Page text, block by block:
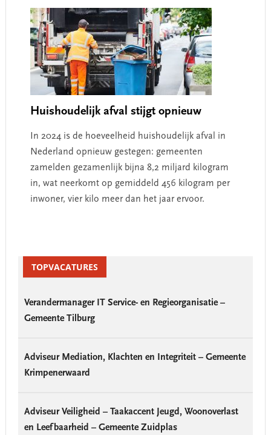
Huishoudelijk afval stijgt opnieuw
In 2024 is de hoeveelheid huishoudelijk afval in
Nederland opnieuw gestegen: gemeenten
zamelden gezamenlijk bijna 8,2 miljard kilogram
in, wat neerkomt op gemiddeld 456 kilogram per
inwoner, vier kilo meer dan het jaar ervoor.
SidebarTOPVACATURES
Verandermanager IT Service- en Regieorganisatie –
Gemeente Tilburg
Adviseur Mediation, Klachten en Integriteit – Gemeente
Krimpenerwaard
Adviseur Veiligheid – Taakaccent Jeugd, Woonoverlast
en Leefbaarheid – Gemeente Zuidplas